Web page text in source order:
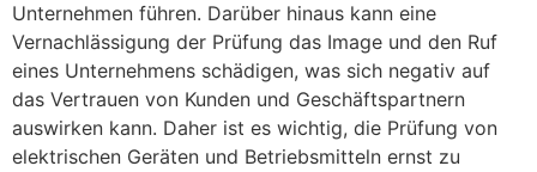
Unternehmen führen. Darüber hinaus kann eine
Vernachlässigung der Prüfung das Image und den Ruf
eines Unternehmens schädigen, was sich negativ auf
das Vertrauen von Kunden und Geschäftspartnern
auswirken kann. Daher ist es wichtig, die Prüfung von
elektrischen Geräten und Betriebsmitteln ernst zu